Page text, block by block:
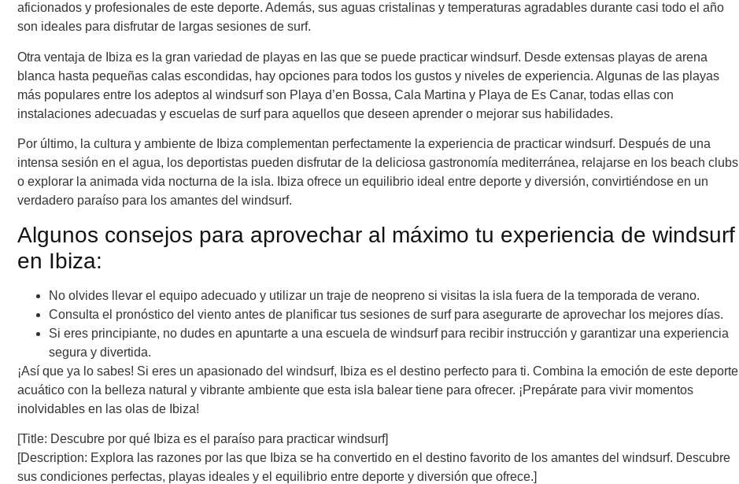
aficionados y profesionales de este deporte. Además, sus aguas cristalinas y temperaturas agradables durante casi todo el año
son ideales para disfrutar de largas sesiones de surf.
Otra ventaja de Ibiza es la gran variedad de playas en las que se puede practicar windsurf. Desde extensas playas de arena
blanca hasta pequeñas calas escondidas, hay opciones para todos los gustos y niveles de experiencia. Algunas de las playas
más populares entre los adeptos al windsurf son Playa d’en Bossa, Cala Martina y Playa de Es Canar, todas ellas con
instalaciones adecuadas y escuelas de surf para aquellos que deseen aprender o mejorar sus habilidades.
Por último, la cultura y ambiente de Ibiza complementan perfectamente la experiencia de practicar windsurf. Después de una
intensa sesión en el agua, los deportistas pueden disfrutar de la deliciosa gastronomía mediterránea, relajarse en los beach clubs
o explorar la animada vida nocturna de la isla. Ibiza ofrece un equilibrio ideal entre deporte y diversión, convirtiéndose en un
verdadero paraíso para los amantes del windsurf.
Algunos consejos para aprovechar al máximo tu experiencia de windsurf
en Ibiza:
No olvides llevar el equipo adecuado y utilizar un traje de neopreno si visitas la isla fuera de la temporada de verano.
Consulta el pronóstico del viento antes de planificar tus sesiones de surf para asegurarte de aprovechar los mejores días.
Si eres principiante, no dudes en apuntarte a una escuela de windsurf para recibir instrucción y garantizar una experiencia
segura y divertida.
¡Así que ya lo sabes! Si eres un apasionado del windsurf, Ibiza es el destino perfecto para ti. Combina la emoción de este deporte
acuático con la belleza natural y vibrante ambiente que esta isla balear tiene para ofrecer. ¡Prepárate para vivir momentos
inolvidables en las olas de Ibiza!
[Title: Descubre por qué Ibiza es el paraíso para practicar windsurf]
[Description: Explora las razones por las que Ibiza se ha convertido en el destino favorito de los amantes del windsurf. Descubre
sus condiciones perfectas, playas ideales y el equilibrio entre deporte y diversión que ofrece.]